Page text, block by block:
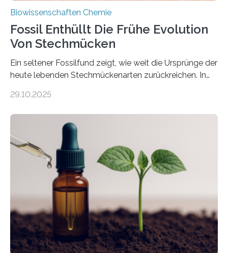
Biowissenschaften Chemie
Fossil Enthüllt Die Frühe Evolution
Von Stechmücken
Ein seltener Fossilfund zeigt, wie weit die Ursprünge der
heute lebenden Stechmückenarten zurückreichen. In
Forschende die bisher älteste bekannte Stechmücken-
Region Kachin in Myanmar und hat sich in
ausgezeichnetem Zustand erhalten. Es konnte als neue
Art einer neuen Gattung beschrieben werden und trägt
nun den Namen Cretosabethes primaevus. Dieser erste
fossile Nachweis einer Stechmückenlarve in Bernstein
stellt gleichzeitig den ersten Fossilfund einer
Mückenlarve aus dem Mesozoikum dar, denn…
29.10.2025